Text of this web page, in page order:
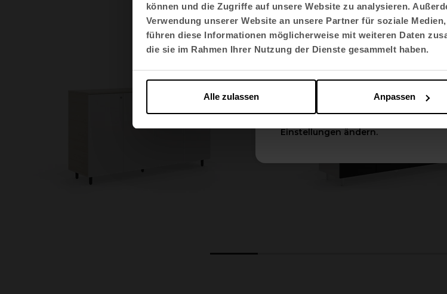
können und die Zugriffe auf unsere Website zu analysieren.
Verwendung unserer Website an unsere Partner für soziale
führen diese Informationen möglicherweise mit weiteren Daten
die sie im Rahmen Ihrer Nutzung der Dienste gesammelt haben.
Anpassen
Alle zulassen
Sprache auswählen
English US
Apply
Einstellungen ändern.